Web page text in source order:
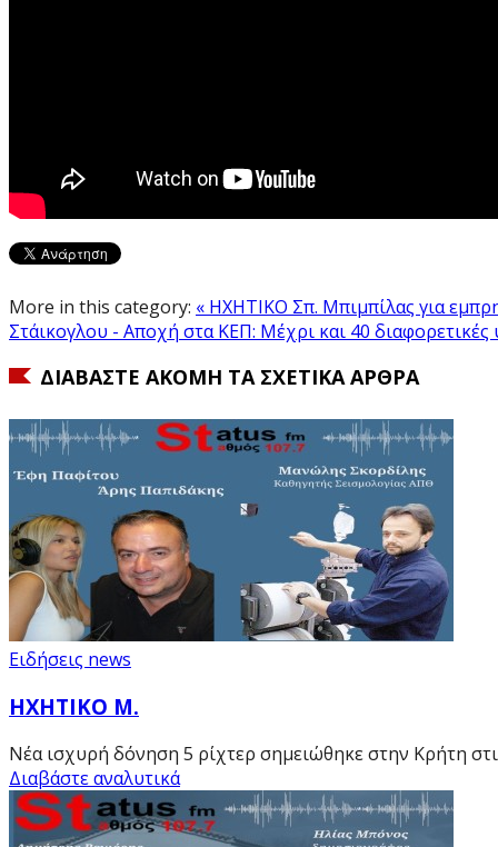
More in this category: « ΗΧΗΤΙΚΟ Σπ. Μπιμπίλας για
Στάικογλου - Αποχή στα ΚΕΠ: Μέχρι και 40 διαφορετικές
ΔΙΑΒΆΣΤΕ ΑΚΌΜΗ ΤΑ ΣΧΕΤΙΚΆ ΆΡΘΡΑ
Ειδήσεις news
ΗΧΗΤΙΚΟ Μ.
Νέα ισχυρή δόνηση 5 ρίχτερ σημειώθηκε στην Κρήτη
Διαβάστε αναλυτικά